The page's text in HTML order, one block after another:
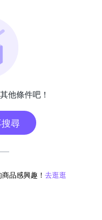
他條件吧！
尋
品感興趣！ 去逛逛